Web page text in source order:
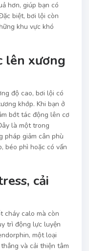
hơn, giúp bạn có
biệt, bơi lội còn
khu vực khó
lên xương
độ cao, bơi lội có
khớp. Khi bạn ở
bớt tác động lên cơ
là một trong
pháp giảm cân phù
béo phì hoặc có vấn
cải
cháy calo mà còn
trì động lực luyện
một loại
và cải thiện tâm